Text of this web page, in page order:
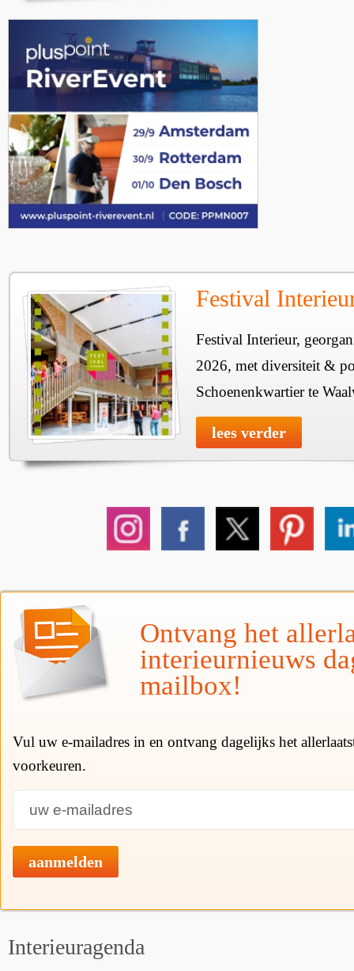
Festival
Festival Interieur,
2026, met diversiteit &
Schoenenkwartier te
lees verder
Ontvang het
interieurnieuws
mailbox!
Vul uw e-mailadres in en ontvang dagelijks het
voorkeuren.
aanmelden
Interieuragenda